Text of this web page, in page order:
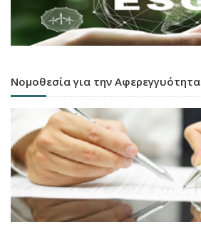
Νομοθεσία για την Αφερεγγυότητα